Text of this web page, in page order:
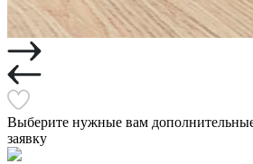
Выберите нужные вам дополнительные
заявку